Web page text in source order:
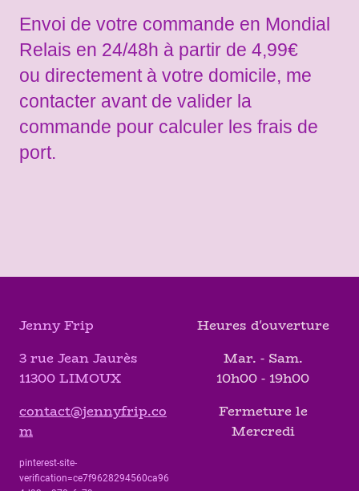
Envoi de votre commande en Mondial
Relais en 24/48h à partir de 4,99€
ou directement à votre domicile, me
contacter avant de valider la
commande pour calculer les frais de
port.
Jenny Frip
3 rue Jean Jaurès
11300 LIMOUX
contact@jennyfrip.co
m
pinterest-site-
verification=ce7f9628294560ca96
Heures d'ouverture
Mar. - Sam.
10h00 - 19h00
Fermeture le
Mercredi